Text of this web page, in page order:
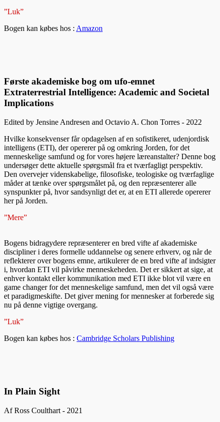
”Luk”
Bogen kan købes hos : Amazon
Første akademiske bog om ufo-emnet
Extraterrestrial Intelligence: Academic and Societal
Implications
Edited by Jensine Andresen and Octavio A. Chon Torres - 2022
Hvilke konsekvenser får opdagelsen af en sofistikeret, udenjordisk
intelligens (ETI), der opererer på og omkring Jorden, for det
menneskelige samfund og for vores højere læreanstalter? Denne bog
undersøger dette aktuelle spørgsmål fra et tværfagligt perspektiv.
Den overvejer videnskabelige, filosofiske, teologiske og tværfaglige
måder at tænke over spørgsmålet på, og den repræsenterer alle
synspunkter på, hvor sandsynligt det er, at en ETI allerede opererer
her på Jorden.
”Mere”
Bogens bidragydere repræsenterer en bred vifte af akademiske
discipliner i deres formelle uddannelse og senere erhverv, og når de
reflekterer over bogens emne, artikulerer de en bred vifte af indsigter
i, hvordan ETI vil påvirke menneskeheden. Det er sikkert at sige, at
enhver kontakt eller kommunikation med ETI ikke blot vil være en
game changer for det menneskelige samfund, men det vil også være
et paradigmeskifte. Det giver mening for mennesker at forberede sig
nu på denne vigtige overgang.
”Luk”
Bogen kan købes hos : Cambridge Scholars Publishing
In Plain Sight
Af Ross Coulthart - 2021